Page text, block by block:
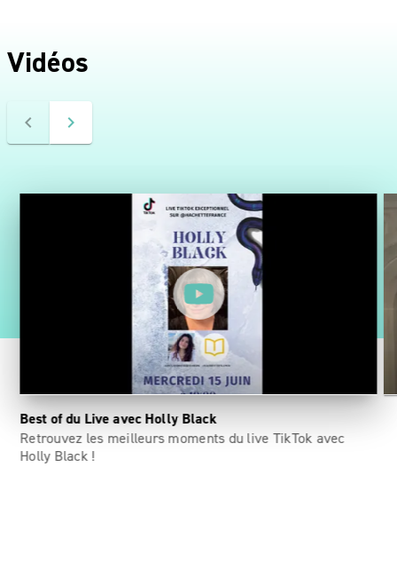
Vidéos
navigate_before navigate_next
Best of du Live avec Holly Black
Retrouvez les meilleurs moments du live TikTok avec
Holly Black !